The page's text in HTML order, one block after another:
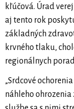
kľúčová. Úrad
aj tento rok
základných
krvného tlaku,
regionálnych
„Srdcové
náhleho ohrozenia